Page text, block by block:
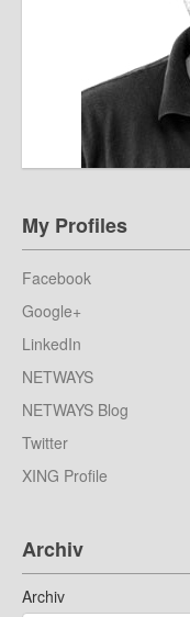
My Profiles
Facebook
Google+
LinkedIn
NETWAYS
NETWAYS Blog
Twitter
XING Profile
Archiv
Archiv